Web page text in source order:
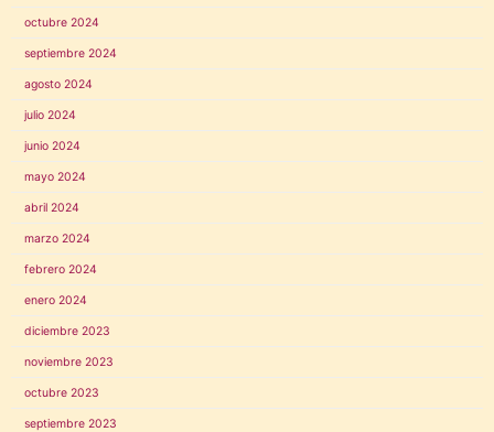
octubre 2024
septiembre 2024
agosto 2024
julio 2024
junio 2024
mayo 2024
abril 2024
marzo 2024
febrero 2024
enero 2024
diciembre 2023
noviembre 2023
octubre 2023
septiembre 2023